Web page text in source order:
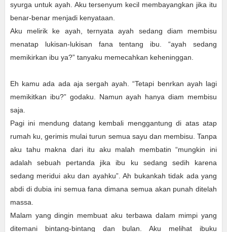
syurga untuk ayah. Aku tersenyum kecil membayangkan jika itu
benar-benar menjadi kenyataan.
Aku melirik ke ayah, ternyata ayah sedang diam membisu
menatap lukisan-lukisan fana tentang ibu. “ayah sedang
memikirkan ibu ya?” tanyaku memecahkan keheninggan.
Eh kamu ada ada aja sergah ayah. “Tetapi benrkan ayah lagi
memikitkan ibu?” godaku. Namun ayah hanya diam membisu
saja.
Pagi ini mendung datang kembali menggantung di atas atap
rumah ku, gerimis mulai turun semua sayu dan membisu. Tanpa
aku tahu makna dari itu aku malah membatin “mungkin ini
adalah sebuah pertanda jika ibu ku sedang sedih karena
sedang meridui aku dan ayahku”. Ah bukankah tidak ada yang
abdi di dubia ini semua fana dimana semua akan punah ditelah
massa.
Malam yang dingin membuat aku terbawa dalam mimpi yang
ditemani bintang-bintang dan bulan. Aku melihat ibuku